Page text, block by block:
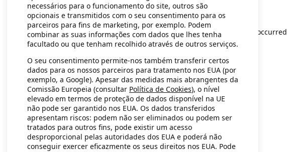
Application error: a client-side exception has occurred
necessários para o funcionamento do site, outros são
opcionais e transmitidos com o seu consentimento para os
parceiros para fins de marketing, por exemplo. Podem
combinar as suas informações com dados que lhes tenha
facultado ou que tenham recolhido através de outros serviços.
O seu consentimento permite-nos também transferir certos
dados para os nossos parceiros para tratamento nos EUA (por
exemplo, a Google). Apesar das medidas mais abrangentes da
Comissão Europeia (consultar Política de Cookies), o nível
elevado em termos de proteção de dados disponível na UE
não pode ser garantido nos EUA. Os dados transferidos
apresentam riscos: podem não ser eliminados ou podem ser
tratados para outros fins, pode existir um acesso
desproporcional pelas autoridades dos EUA e poderá não
conseguir exercer eficazmente os seus direitos nos EUA. Pode